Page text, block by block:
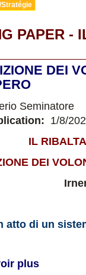
Stratégie
PAPER -
DEI
Seminatore
1/8/
IL
DEI
atto di un
plus